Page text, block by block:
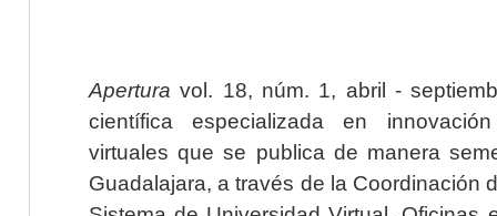
Apertura vol. 18, núm. 1, abril -
científica especializada en
virtuales que se publica de manera
Guadalajara, a través de la Coordinación